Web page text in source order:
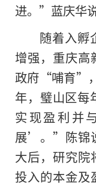
进。”蓝庆华说
随着入孵
增强，重庆高
政府“哺育”
年，璧山区每
实现盈利并
展’。”陈锦
大后，研究院
投入的本金及